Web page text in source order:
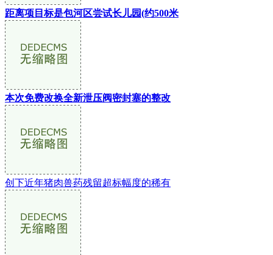
距离项目标是包河区尝试长儿园(约500米
本次免费改换全新泄压阀密封塞的整改
创下近年猪肉兽药残留超标幅度的稀有